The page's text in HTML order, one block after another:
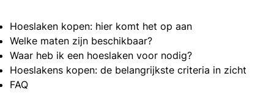
Hoeslaken kopen: hier komt het op aan
Welke maten zijn beschikbaar?
Waar heb ik een hoeslaken voor nodig?
Hoeslakens kopen: de belangrijkste criteria in zicht
FAQ